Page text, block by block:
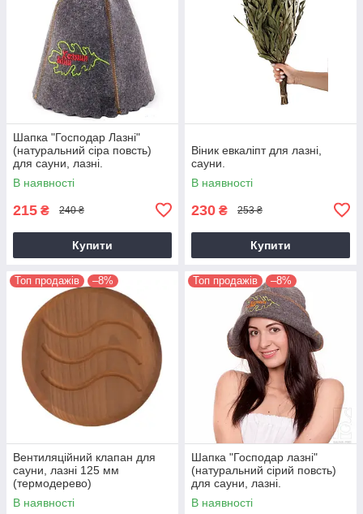
Шапка "Господар Лазні"
(натуральний сіра повсть)
для сауни, лазні.
В наявності
215 ₴ 240 ₴
Купити
Віник евкаліпт для лазні,
сауни.
В наявності
230 ₴ 253 ₴
Купити
Топ продажів –8%
Вентиляційний клапан для
сауни, лазні 125 мм
(термодерево)
В наявності
Топ продажів –8%
Шапка "Господар лазні"
(натуральний сірий повсть)
для сауни, лазні.
В наявності